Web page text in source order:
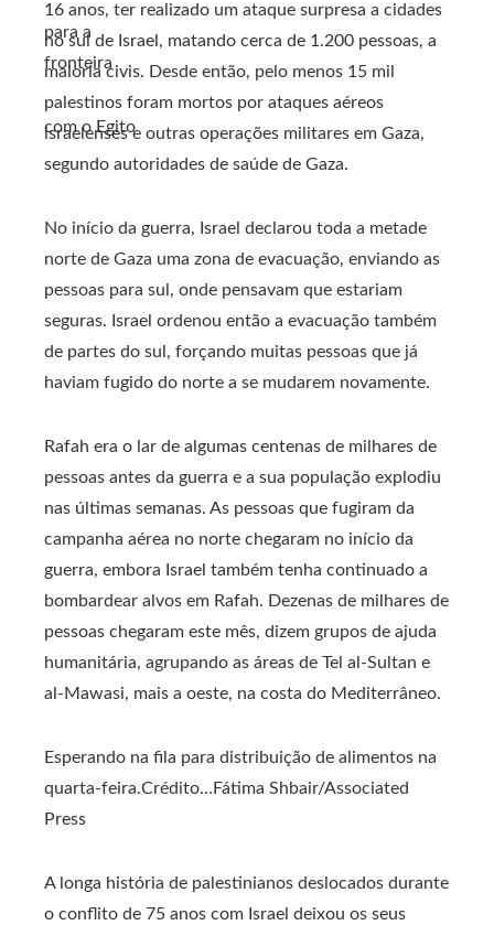
para a
fronteira
com o Egito
16 anos, ter realizado um ataque surpresa a cidades
no sul de Israel, matando cerca de 1.200 pessoas, a
maioria civis. Desde então, pelo menos 15 mil
palestinos foram mortos por ataques aéreos
israelenses e outras operações militares em Gaza,
segundo autoridades de saúde de Gaza.
No início da guerra, Israel declarou toda a metade
norte de Gaza uma zona de evacuação, enviando as
pessoas para sul, onde pensavam que estariam
seguras. Israel ordenou então a evacuação também
de partes do sul, forçando muitas pessoas que já
haviam fugido do norte a se mudarem novamente.
Rafah era o lar de algumas centenas de milhares de
pessoas antes da guerra e a sua população explodiu
nas últimas semanas. As pessoas que fugiram da
campanha aérea no norte chegaram no início da
guerra, embora Israel também tenha continuado a
bombardear alvos em Rafah. Dezenas de milhares de
pessoas chegaram este mês, dizem grupos de ajuda
humanitária, agrupando as áreas de Tel al-Sultan e
al-Mawasi, mais a oeste, na costa do Mediterrâneo.
Esperando na fila para distribuição de alimentos na
quarta-feira.Crédito… Fátima Shbair/Associated
Press
A longa história de palestinianos deslocados durante
o conflito de 75 anos com Israel deixou os seus